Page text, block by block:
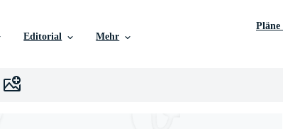
Editorial Mehr
Pläne